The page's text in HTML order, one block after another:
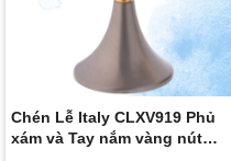
Chén Lễ Italy CLXV919 Phủ
xám và Tay nắm vàng nút